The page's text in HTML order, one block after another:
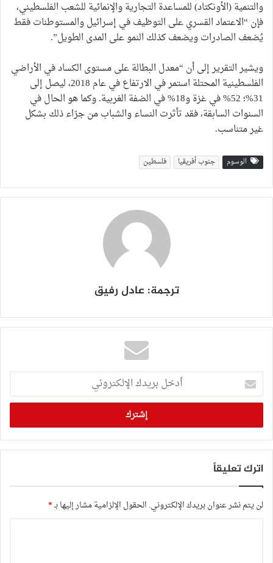
والتنمية (الأونكتاد) للمساعدة التجارية والإنمائية للشعب الفلسطيني،
فإن “الاعتماد القسري على التوظيف في إسرائيل والمستوطنات فقط
يُضعف الصادرات ويضعف كذلك النمو على المدى الطويل”.
ويشير التقرير إلى أن “معدل البطالة على مستوى الكساد في الأراضي
الفلسطينية المحتلة استمر في الارتفاع في عام 2018، ليصل إلى
31%؛ 52% في غزة و18% في الضفة الغربية. وكما هو الحال في
السنوات السابقة، فقد تأثرت النساء والشباب من جرّاء ذلك بشكل
غير متناسب.
الوسوم جنوب أفريقيا فلسطين
ترجمة: عادل رفيق
أدخل
بريدك
الإلكتروني
اترك تعليقاً
لن يتم نشر عنوان بريدك الإلكتروني. الحقول الإلزامية مشار إليها بـ*